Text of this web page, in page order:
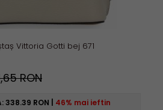
Vittoria Gotti bej 671
RON
338.39 RON 46% mai ieftin